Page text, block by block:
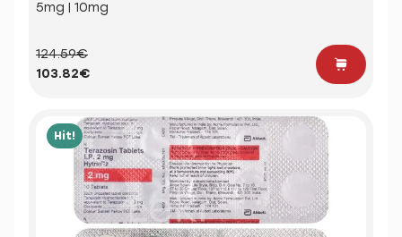
5mg | 10mg
124.59€
103.82€
Hit!